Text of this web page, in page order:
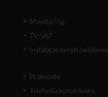
Monitoring
TV-SAT
Instalacje światłowodowe
Przewody
Telefonia komórkowa